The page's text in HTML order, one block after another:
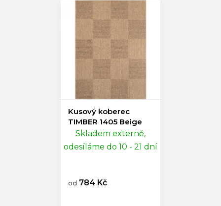
Kusový koberec
TIMBER 1405 Beige
Skladem externě,
odesíláme do 10 - 21 dní
od 784 Kč